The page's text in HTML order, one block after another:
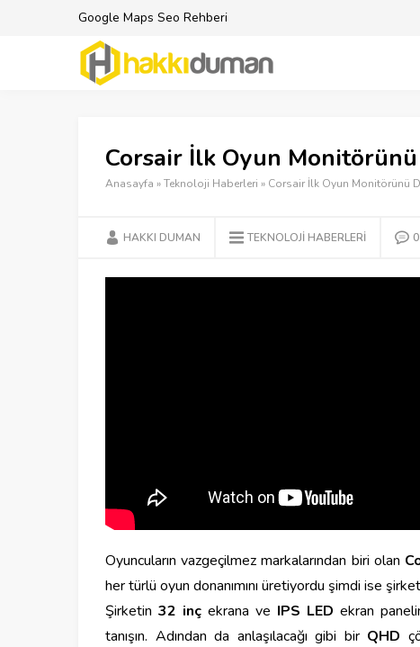
Google Maps Seo Rehberi
Corsair İlk Oyun
Anasayfa »Teknoloji Haberleri » Corsair İlk Oyun Monitörünü
HAKKI DUMAN TEKNOLOJI HABERLERI 0
Oyuncuların vazgeçilmez markalarından biri olan
her türlü oyun donanımını üretiyordu şimdi ise
Şirketin 32 inçekrana ve IPS LED ekran
tanışın. Adından da anlaşılacağı gibi bir QHD